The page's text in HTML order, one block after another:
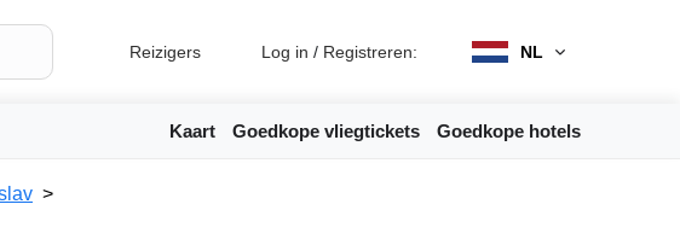
Reizigers Log in / Registreren: NL
Kaart Goedkope vliegtickets Goedkope hotels